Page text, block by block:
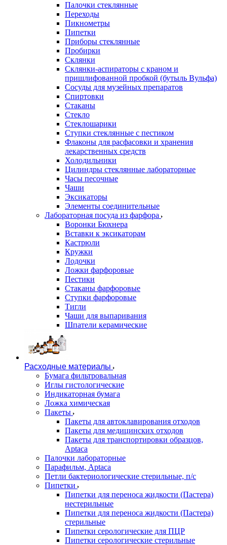
Палочки стеклянные
Переходы
Пикнометры
Пипетки
Приборы стеклянные
Пробирки
Склянки
Склянки-аспираторы с краном и
пришлифованной пробкой (бутыль Вульфа)
Сосуды для музейных препаратов
Спиртовки
Стаканы
Стекло
Стеклошарики
Ступки стеклянные с пестиком
Флаконы для расфасовки и хранения
лекарственных средств
Холодильники
Цилиндры стеклянные лабораторные
Часы песочные
Чаши
Эксикаторы
Элементы соединительные
Лабораторная посуда из фарфора
Воронки Бюхнера
Вставки к эксикаторам
Кастрюли
Кружки
Лодочки
Ложки фарфоровые
Пестики
Стаканы фарфоровые
Ступки фарфоровые
Тигли
Чаши для выпаривания
Шпатели керамические
Расходные материалы
Бумага фильтровальная
Иглы гистологические
Индикаторная бумага
Ложка химическая
Пакеты
Пакеты для автоклавирования отходов
Пакеты для медицинских отходов
Пакеты для транспортировки образцов,
Aptaca
Палочки лабораторные
Парафильм, Aptaca
Петли бактериологические стерильные, п/с
Пипетки
Пипетки для переноса жидкости (Пастера)
нестерильные
Пипетки для переноса жидкости (Пастера)
стерильные
Пипетки серологические для ПЦР
Пипетки серологические стерильные